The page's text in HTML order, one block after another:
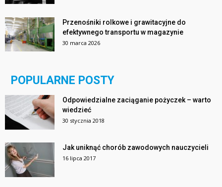
Przenośniki rolkowe i grawitacyjne do
efektywnego transportu w magazynie
30 marca 2026
POPULARNE POSTY
Odpowiedzialne zaciąganie pożyczek – warto
wiedzieć
30 stycznia 2018
Jak uniknąć chorób zawodowych nauczycieli
16 lipca 2017